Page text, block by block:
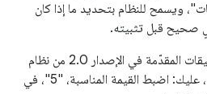
ويسمح للنظام بتحديد ما إذا كان
صحيح قبل تثبيته.
لاستخدام واجهات برمجة التطبيقات المقدّمة في الإصدار 2.0 من نظام
التشغيل Android في تطبيقك، عليك: اضبط القيمة المناسبة، "5"، في